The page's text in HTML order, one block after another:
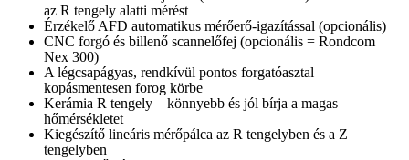
az R tengely alatti mérést
Érzékelő AFD automatikus mérőerő-igazítással (opcionális)
CNC forgó és billenő scannelőfej (opcionális = Rondcom
Nex 300)
A légcsapágyas, rendkívül pontos forgatóasztal
kopásmentesen forog körbe
Kerámia R tengely – könnyebb és jól bírja a magas
hőmérsékletet
Kiegészítő lineáris mérőpálca az R tengelyben és a Z
tengelyben